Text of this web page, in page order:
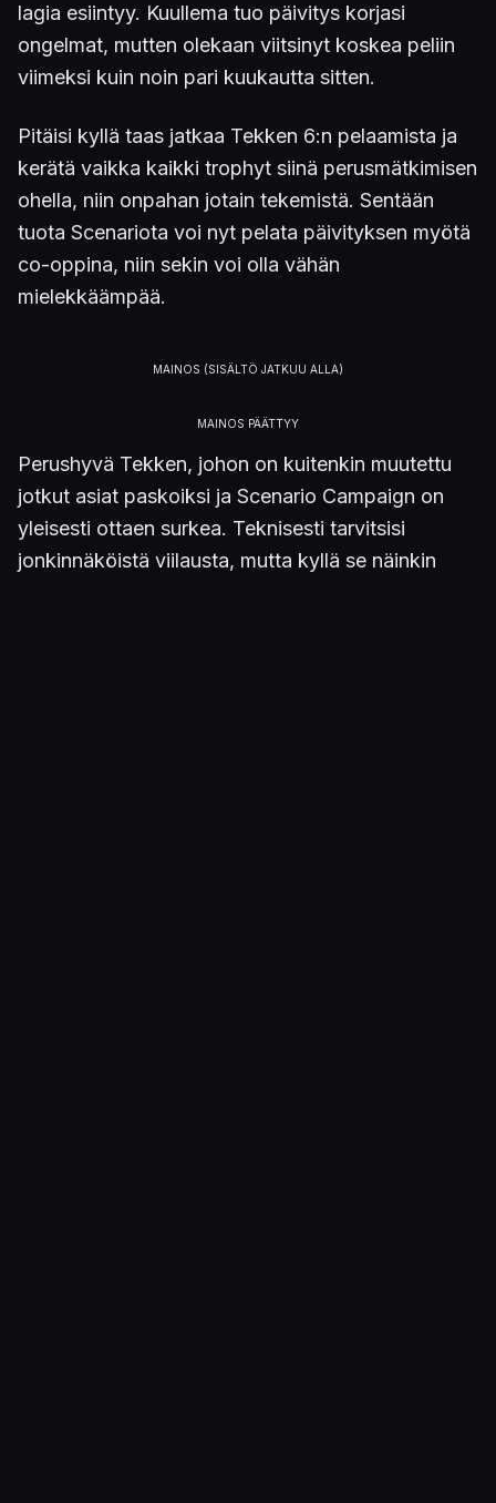
lagia esiintyy. Kuullema tuo päivitys korjasi
ongelmat, mutten olekaan viitsinyt koskea peliin
viimeksi kuin noin pari kuukautta sitten.
Pitäisi kyllä taas jatkaa Tekken 6:n pelaamista ja
kerätä vaikka kaikki trophyt siinä perusmätkimisen
ohella, niin onpahan jotain tekemistä. Sentään
tuota Scenariota voi nyt pelata päivityksen myötä
co-oppina, niin sekin voi olla vähän
mielekkäämpää.
Perushyvä Tekken, johon on kuitenkin muutettu
jotkut asiat paskoiksi ja Scenario Campaign on
yleisesti ottaen surkea. Teknisesti tarvitsisi
jonkinnäköistä viilausta, mutta kyllä se näinkin